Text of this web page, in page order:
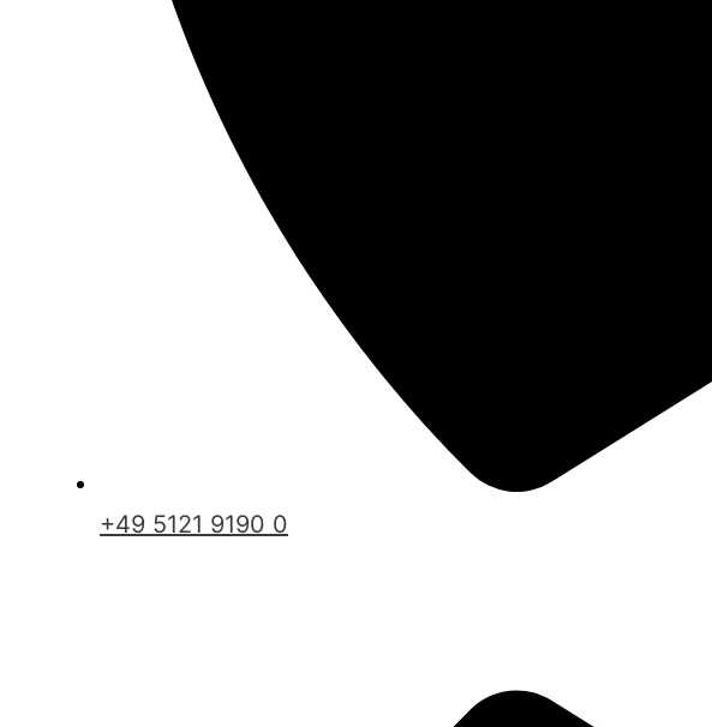
+49 5121 9190 0